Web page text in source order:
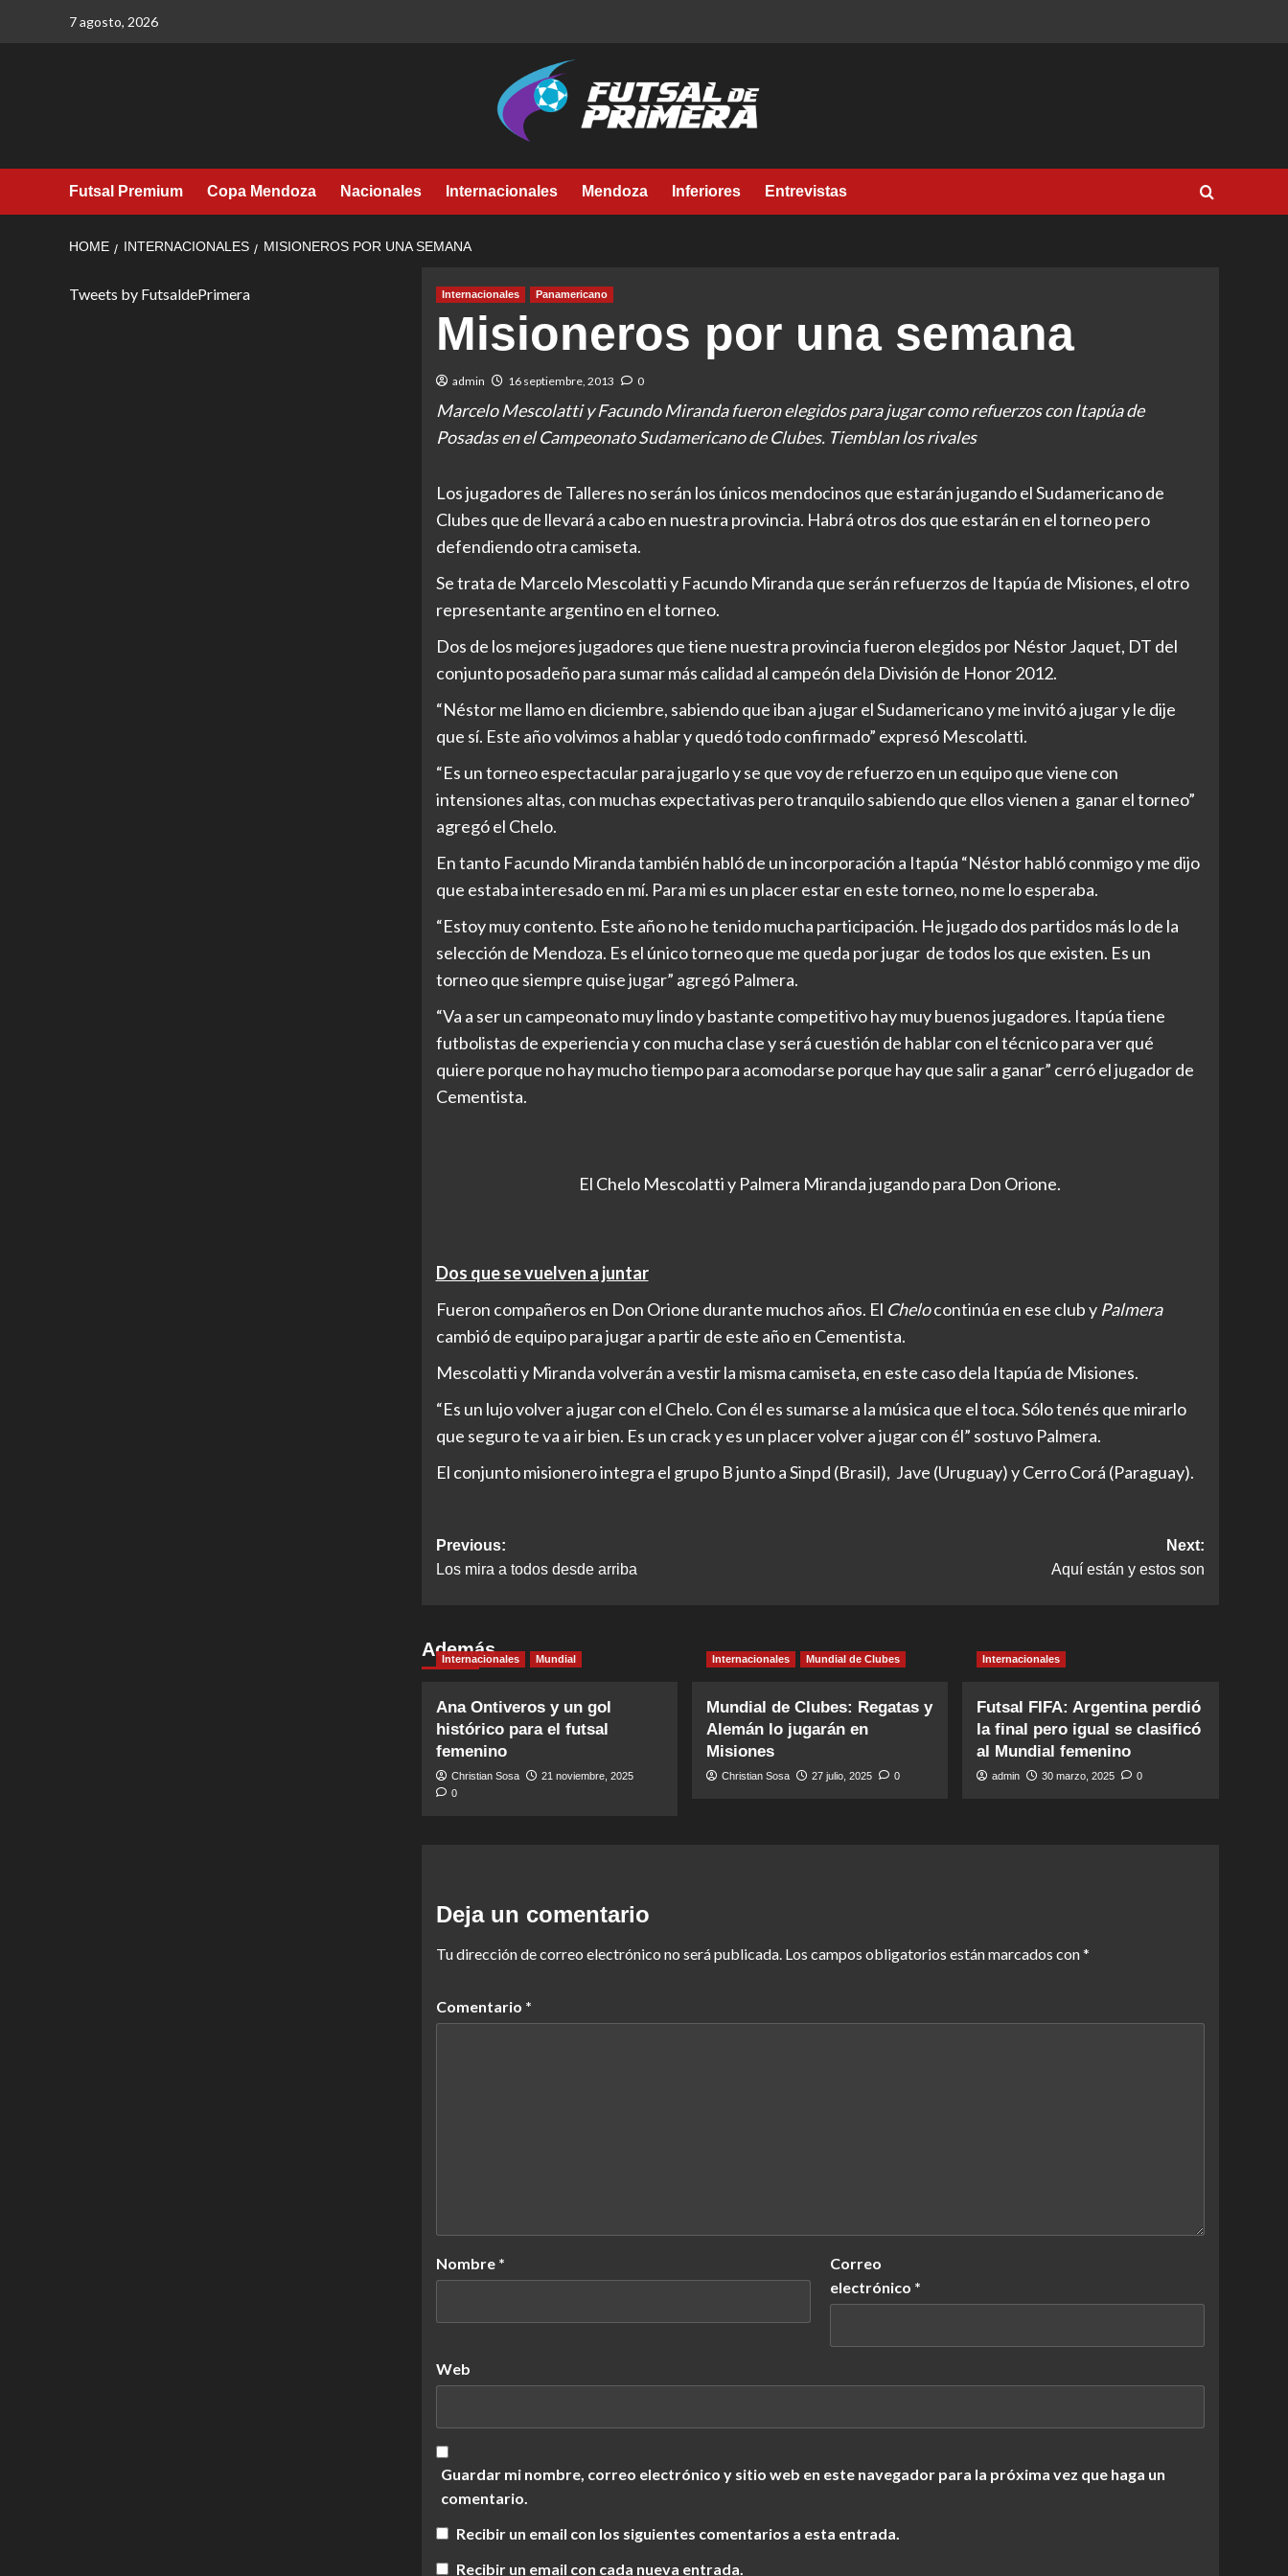
7 agosto, 2026
Futsal Premium Copa Mendoza Nacionales Internacionales Mendoza Inferiores Entrevistas
HOME INTERNACIONALES MISIONEROS POR UNA SEMANA
Internacionales Panamericano
Misioneros por una semana
admin 16 septiembre, 2013 0
Marcelo Mescolatti y Facundo Miranda fueron elegidos para jugar como refuerzos con Itapúa de
Posadas en el Campeonato Sudamericano de Clubes. Tiemblan los rivales
Los jugadores de Talleres no serán los únicos mendocinos que estarán jugando el Sudamericano de
Clubes que de llevará a cabo en nuestra provincia. Habrá otros dos que estarán en el torneo pero
defendiendo otra camiseta.
Se trata de Marcelo Mescolatti y Facundo Miranda que serán refuerzos de Itapúa de Misiones, el otro
representante argentino en el torneo.
Dos de los mejores jugadores que tiene nuestra provincia fueron elegidos por Néstor Jaquet, DT del
conjunto posadeño para sumar más calidad al campeón dela División de Honor 2012.
“Néstor me llamo en diciembre, sabiendo que iban a jugar el Sudamericano y me invitó a jugar y le dije
que sí. Este año volvimos a hablar y quedó todo confirmado” expresó Mescolatti.
“Es un torneo espectacular para jugarlo y se que voy de refuerzo en un equipo que viene con
intensiones altas, con muchas expectativas pero tranquilo sabiendo que ellos vienen a ganar el torneo”
agregó el Chelo.
En tanto Facundo Miranda también habló de un incorporación a Itapúa “Néstor habló conmigo y me dijo
que estaba interesado en mí. Para mi es un placer estar en este torneo, no me lo esperaba.
“Estoy muy contento. Este año no he tenido mucha participación. He jugado dos partidos más lo de la
selección de Mendoza. Es el único torneo que me queda por jugar de todos los que existen. Es un
torneo que siempre quise jugar” agregó Palmera.
“Va a ser un campeonato muy lindo y bastante competitivo hay muy buenos jugadores. Itapúa tiene
futbolistas de experiencia y con mucha clase y será cuestión de hablar con el técnico para ver qué
quiere porque no hay mucho tiempo para acomodarse porque hay que salir a ganar” cerró el jugador de
Cementista.
El Chelo Mescolatti y Palmera Miranda jugando para Don Orione.
Dos que se vuelven a juntar
Fueron compañeros en Don Orione durante muchos años. El Chelocontinúa en ese club y Palmera
cambió de equipo para jugar a partir de este año en Cementista.
Mescolatti y Miranda volverán a vestir la misma camiseta, en este caso dela Itapúa de Misiones.
“Es un lujo volver a jugar con el Chelo. Con él es sumarse a la música que el toca. Sólo tenés que mirarlo
que seguro te va a ir bien. Es un crack y es un placer volver a jugar con él” sostuvo Palmera.
El conjunto misionero integra el grupo B junto a Sinpd (Brasil), Jave (Uruguay) y Cerro Corá (Paraguay).
Post
navigation
Previous:
Los mira a todos desde arriba
Next:
Aquí están y estos son
Además
Internacionales Mundial
Ana Ontiveros y un gol
histórico para el futsal
femenino
Christian Sosa
21 noviembre, 2025
0
Internacionales Mundial de Clubes
Mundial de Clubes: Regatas y
Alemán lo jugarán en
Misiones
Christian Sosa 27 julio, 2025 0
Internacionales
Futsal FIFA: Argentina perdió
la final pero igual se clasificó
al Mundial femenino
admin 30 marzo, 2025 0
Deja un comentario
Tu dirección de correo electrónico no será publicada. Los campos obligatorios están marcados con*
Comentario *
Nombre *
Correo
electrónico *
Web
Guardar mi nombre, correo electrónico y sitio web en este navegador para la próxima vez que haga un
comentario.
Recibir un email con los siguientes comentarios a esta entrada.
Recibir un email con cada nueva entrada.
Tweets by FutsaldePrimera